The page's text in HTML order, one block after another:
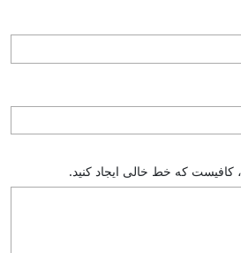
خط خالى ايجاد كنيد.